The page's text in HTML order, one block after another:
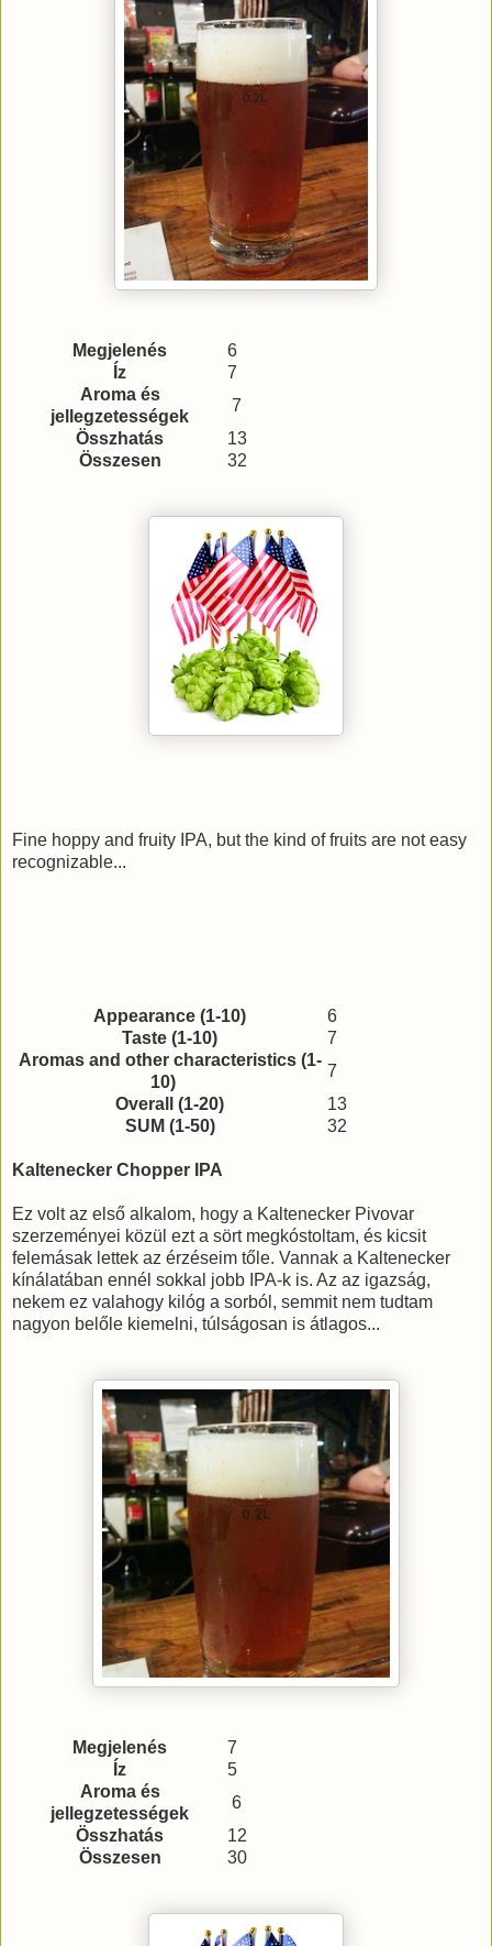
Megjelenés
6
Íz
7
Aroma és
jellegzetességek
7
Összhatás
13
Összesen
32
Fine hoppy and fruity IPA, but the kind of fruits are not easy
recognizable...
Appearance (1-10)
6
Taste (1-10)
7
Aromas and other characteristics (1-
10)
7
Overall (1-20)
13
SUM (1-50)
32
Kaltenecker Chopper IPA
Ez volt az első alkalom, hogy a Kaltenecker Pivovar
szerzeményei közül ezt a sört megkóstoltam, és kicsit
felemásak lettek az érzéseim tőle. Vannak a Kaltenecker
kínálatában ennél sokkal jobb IPA-k is. Az az igazság,
nekem ez valahogy kilóg a sorból, semmit nem tudtam
nagyon belőle kiemelni, túlságosan is átlagos...
Megjelenés
7
Íz
5
Aroma és
jellegzetességek
6
Összhatás
12
Összesen
30